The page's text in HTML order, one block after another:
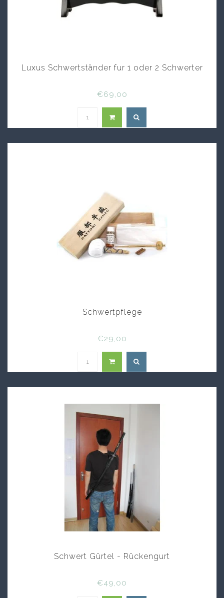
Luxus Schwertständer fur 1 oder 2 Schwerter
€69,00
Schwertpflege
€29,00
Schwert Gürtel - Rückengurt
€49,00